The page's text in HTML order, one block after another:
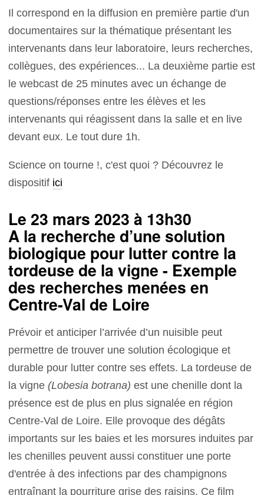
Il correspond en la diffusion en première partie d'un
documentaires sur la thématique présentant les
intervenants dans leur laboratoire, leurs recherches,
collègues, des expériences... La deuxième partie est
le webcast de 25 minutes avec un échange de
questions/réponses entre les élèves et les
intervenants qui réagissent dans la salle et en live
devant eux. Le tout dure 1h.
Science on tourne !, c'est quoi ? Découvrez le
dispositif ici
Le 23 mars 2023 à 13h30
A la recherche d’une solution
biologique pour lutter contre la
tordeuse de la vigne - Exemple
des recherches menées en
Centre-Val de Loire
Prévoir et anticiper l’arrivée d’un nuisible peut
permettre de trouver une solution écologique et
durable pour lutter contre ses effets. La tordeuse de
la vigne(Lobesia botrana) est une chenille dont la
présence est de plus en plus signalée en région
Centre-Val de Loire. Elle provoque des dégâts
importants sur les baies et les morsures induites par
les chenilles peuvent aussi constituer une porte
d'entrée à des infections par des champignons
entraînant la pourriture grise des raisins. Ce film